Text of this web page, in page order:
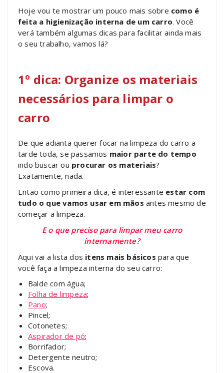
Hoje vou te mostrar um pouco mais sobre como é
feita a higienização interna de um carro. Você
verá também algumas dicas para facilitar ainda mais
o seu trabalho, vamos lá?
1º dica: Organize os materiais
necessários para limpar o
carro
De que adianta querer focar na limpeza do carro a
tarde toda, se passamos maior parte do tempo
indo buscar ou procurar os materiais?
Exatamente, nada.
Então como primeira dica, é interessante estar com
tudo o que vamos usar em mãos antes mesmo de
começar a limpeza.
E o que preciso para limpar meu carro
internamente?
Aqui vai a lista dos itens mais básicos para que
você faça a limpeza interna do seu carro:
Balde com água;
Folha de limpeza;
Pano;
Pincel;
Cotonetes;
Aspirador de pó;
Borrifador;
Detergente neutro;
Escova.